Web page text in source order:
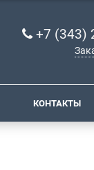
+7 (343)
КОНТАКТЫ